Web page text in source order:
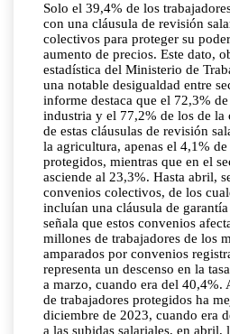
Solo el 39,4% de los
con una cláusula de revisión
colectivos para proteger su
aumento de precios. Este dato,
estadística del Ministerio de
una notable desigualdad entre
informe destaca que el 72,3%
industria y el 77,2% de los de la
de estas cláusulas de revisión
la agricultura, apenas el 4,1%
protegidos, mientras que en el
asciende al 23,3%. Hasta abril,
convenios colectivos, de los
incluían una cláusula de
señala que estos convenios
millones de trabajadores de los
amparados por convenios
representa un descenso en la
a marzo, cuando era del 40,4%.
de trabajadores protegidos ha
diciembre de 2023, cuando era
a las subidas salariales, en abril,